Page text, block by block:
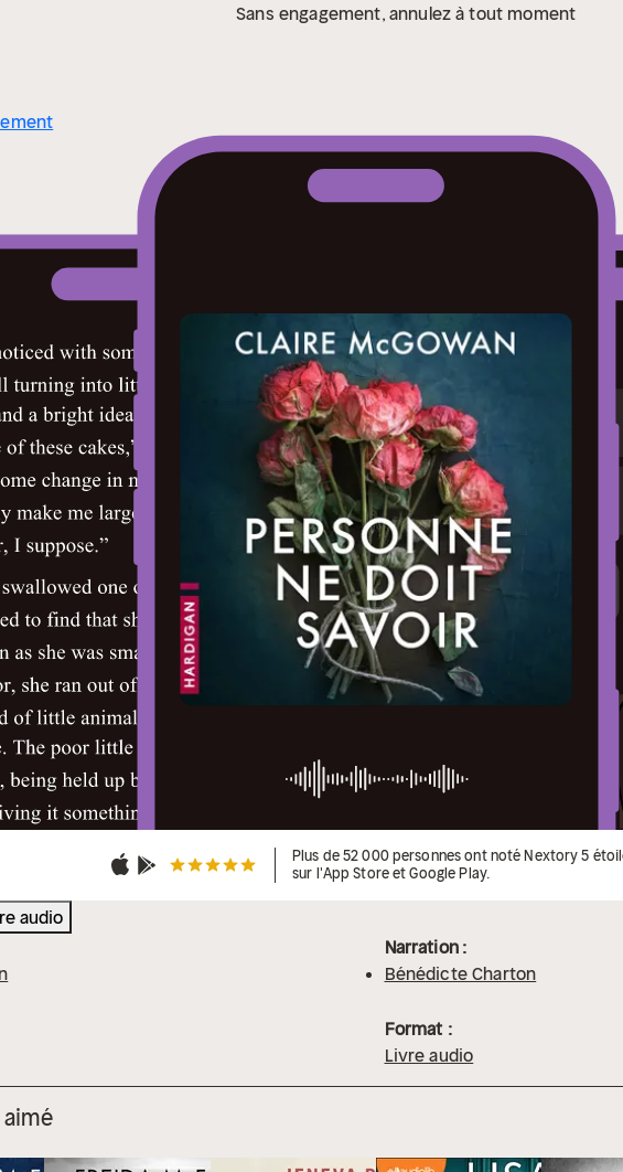
Sans engagement, annulez à tout moment
Plus de 52 000 personnes ont noté Nextory 5
sur l'App Store et Google Play.
audio
Narration :
Bénédicte Charton
Format :
Livre audio